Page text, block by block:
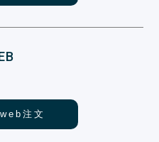
注文